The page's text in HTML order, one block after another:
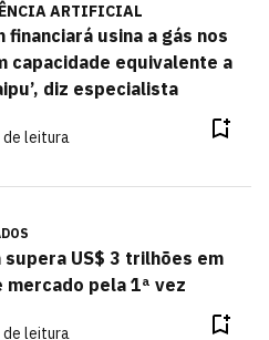
ARTIFICIAL
financiará usina a gás nos
capacidade equivalente a
diz especialista
de leitura
supera US$ 3 trilhões em
mercado pela 1ª vez
de leitura